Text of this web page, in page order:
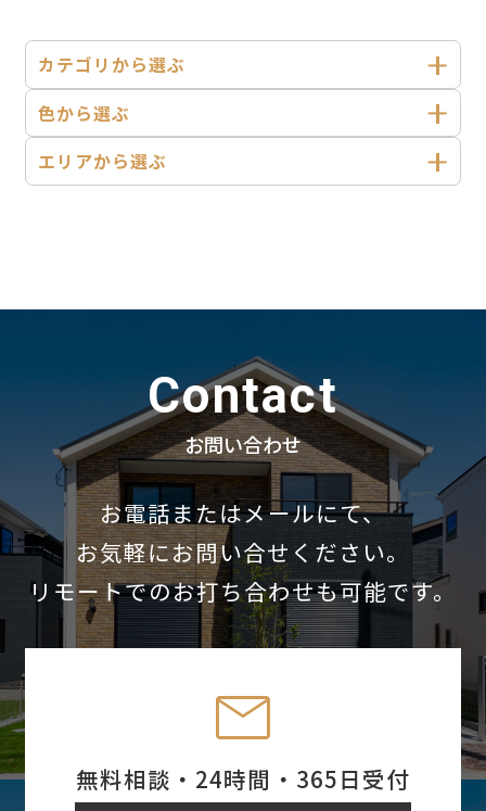
カテゴリから選ぶ
色から選ぶ
エリアから選ぶ
Contact
お問い合わせ
お電話またはメールにて、
お気軽にお問い合せください。
リモートでのお打ち合わせも可能です。
mail
無料相談・24時間・365日受付